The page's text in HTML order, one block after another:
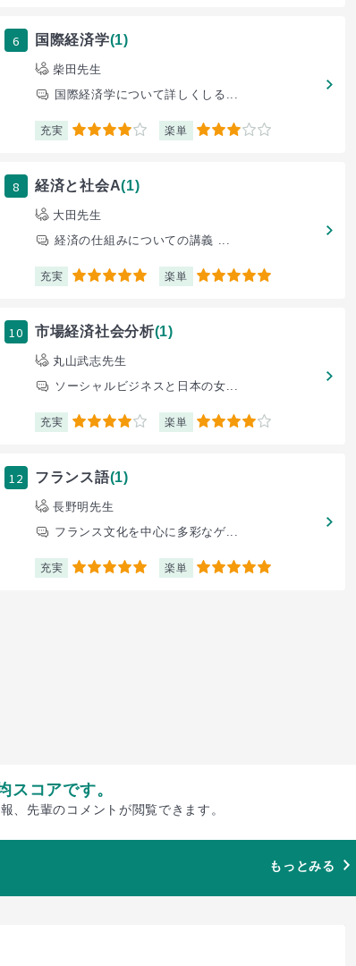
6 国際経済学(1)
柴田先生
国際経済学について詳しくしる...
充実 4 楽単 3
8 経済と社会A(1)
大田先生
経済の仕組みについての講義 ...
充実 5 楽単 5
10 市場経済社会分析(1)
丸山武志先生
ソーシャルビジネスと日本の女...
充実 4 楽単 4
12 フランス語(1)
長野明先生
フランス文化を中心に多彩なゲ...
充実 5 楽単 5
スコアです。
、先輩のコメントが閲覧できます。
もっとみる